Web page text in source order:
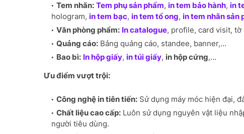
Tem nhãn: Tem phụ sản phẩm, in tem bảo hành, in
hologram, in tem bạc, in tem tổ ong, in tem nhãn sản
Văn phòng phẩm: In catalogue, profile, card visit, tờ
Quảng cáo: Bảng quảng cáo, standee, banner,...
Bao bì: In hộp giấy, in túi giấy, in hộp cứng,...
Ưu điểm vượt trội:
Công nghệ in tiên tiến: Sử dụng máy móc hiện đại,
Chất liệu cao cấp: Luôn sử dụng nguyên vật liệu
người tiêu dùng.